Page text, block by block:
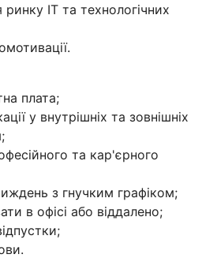
ІТ та технологічних
плата;
у внутрішніх та зовнішніх
та кар'єрного
з гнучким графіком;
в офісі або віддалено;